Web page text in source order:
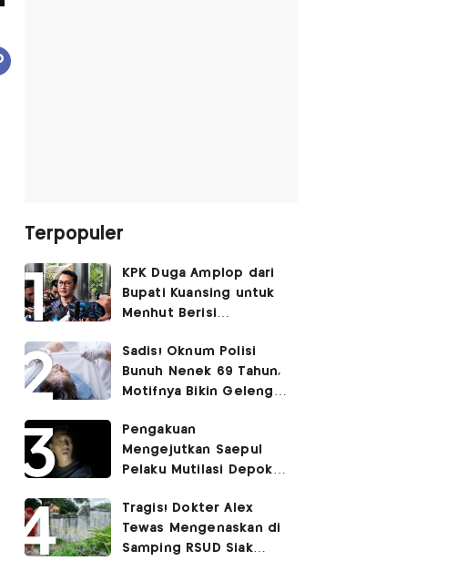
Terpopuler
KPK Duga Amplop dari
Bupati Kuansing untuk
Menhut Berisi
Pengembaliannya
Belum Utuh
Sadis! Oknum Polisi
Bunuh Nenek 69 Tahun,
Motifnya Bikin Geleng
Pengakuan
Mengejutkan Saepul
Pelaku Mutilasi Depok:
Korban di Kontrakan
Tragis! Dokter Alex
Tewas Mengenaskan di
Samping RSUD Siak